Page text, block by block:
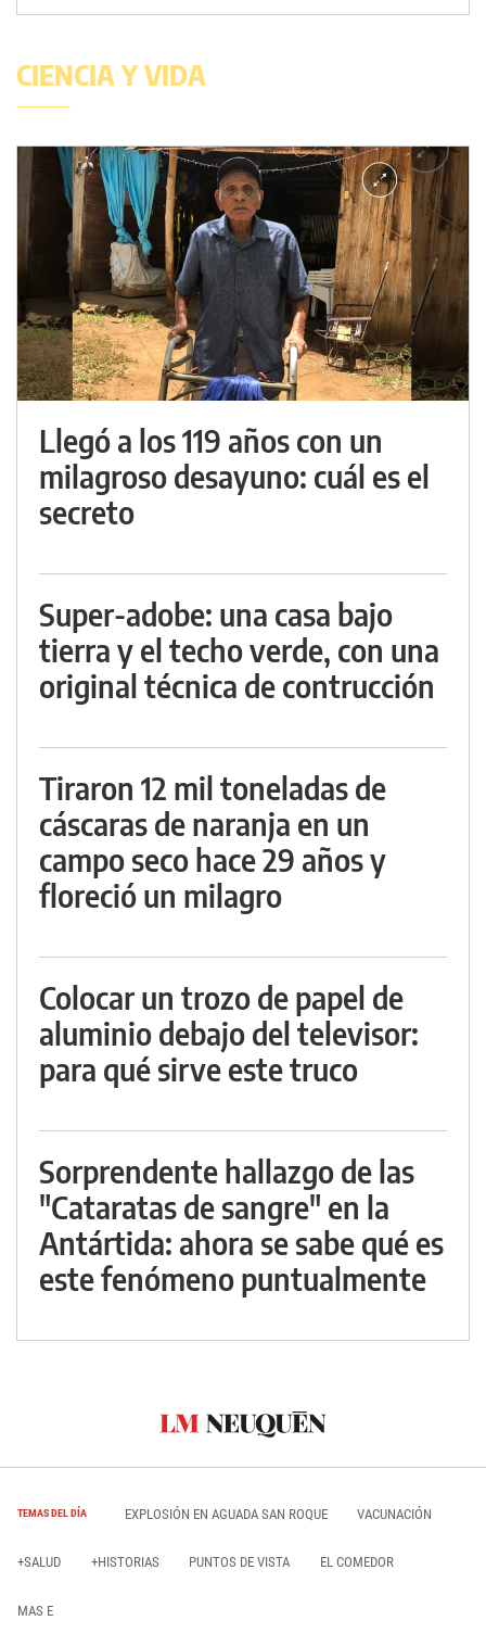
CIENCIA Y VIDA
Llegó a los 119 años con un
milagroso desayuno: cuál es el
secreto
Super-adobe: una casa bajo
tierra y el techo verde, con una
original técnica de contrucción
Tiraron 12 mil toneladas de
cáscaras de naranja en un
campo seco hace 29 años y
floreció un milagro
Colocar un trozo de papel de
aluminio debajo del televisor:
para qué sirve este truco
Sorprendente hallazgo de las
"Cataratas de sangre" en la
Antártida: ahora se sabe qué es
este fenómeno puntualmente
TEMAS DEL DÍA EXPLOSIÓN EN AGUADA SAN ROQUE VACUNACIÓN
+SALUD +HISTORIAS PUNTOS DE VISTA EL COMEDOR
MAS E